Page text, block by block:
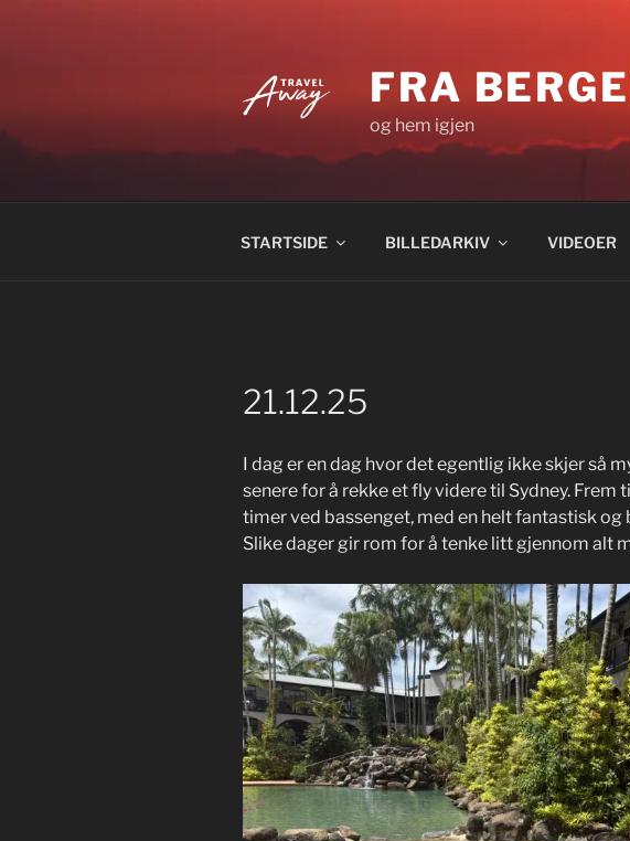
FRA
og hem igjen
STARTSIDE BILLEDARKIV VIDEOER
21.12.25
I dag er en dag hvor det egentlig ikke skjer så
senere for å rekke et fly videre til Sydney. Frem
timer ved bassenget, med en helt fantastisk
Slike dager gir rom for å tenke litt gjennom alt